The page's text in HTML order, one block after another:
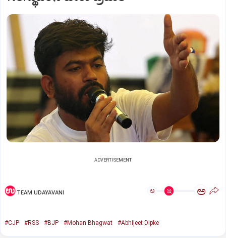
ADVERTISEMENT
TEAM UDAYAVANI ಅ ಅ
#CJP #RSS #BJP #Mohan Bhagwat #Abhijeet Dipke